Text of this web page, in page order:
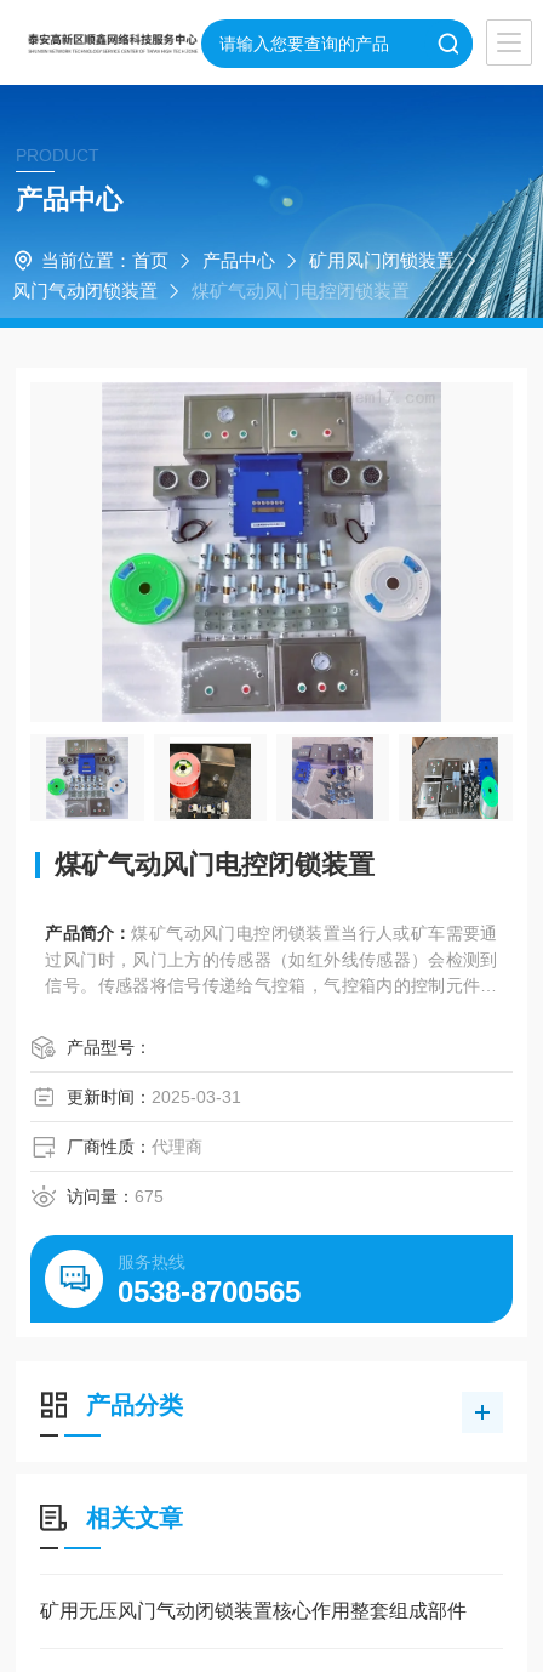
PRODUCT
产品中心
当前位置： 首页 产品中心
矿用风门闭锁装置
风门气动闭锁装置
煤矿气动风门电控闭锁装置
煤矿气动风门电控闭锁装置
产品简介：煤矿气动风门电控闭锁装置当行人或矿车需要通
过风门时，风门上方的传感器（如红外线传感器）会检测到
信号。传感器将信号传递给气控箱，气控箱内的控制元件接
缸在压缩空气的作用下推动风门开启，行人或矿车即可通
过。
产品型号：
更新时间： 2025-03-31
厂商性质：代理商
访问量：675
服务热线
0538-8700565
产品分类
相关文章
矿用无压风门气动闭锁装置核心作用整套组成部件